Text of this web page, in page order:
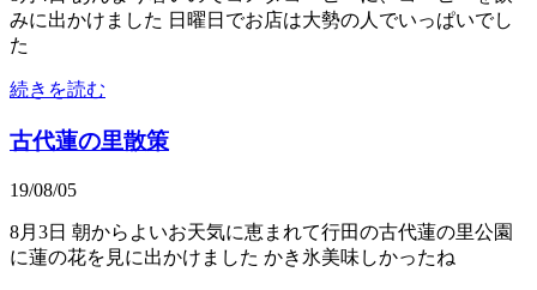
みに出かけました 日曜日でお店は大勢の人でいっぱいでし
た
続きを読む
古代蓮の里散策
19/08/05
8月3日 朝からよいお天気に恵まれて行田の古代蓮の里公園
に蓮の花を見に出かけました かき氷美味しかったね